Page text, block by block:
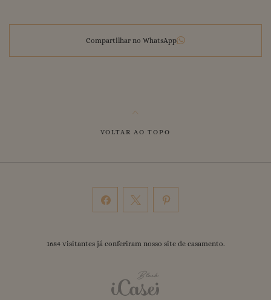
Compartilhar no WhatsApp
VOLTAR AO TOPO
1684visitantes já conferiram nosso site de casamento.